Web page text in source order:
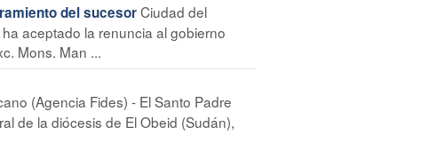
del sucesorCiudad del
aceptado la renuncia al gobierno
Mons. Man ...
(Agencia Fides) - El Santo Padre
de la diócesis de El Obeid (Sudán),